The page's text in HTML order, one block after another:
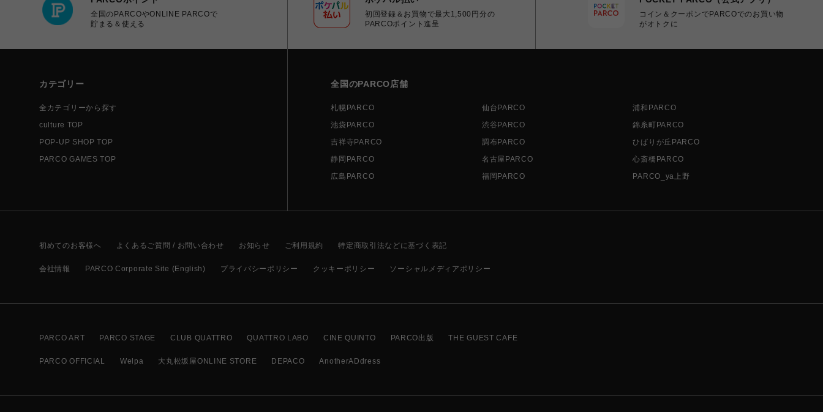
全国のPARCOやONLINE PARCOで
貯まる＆使える
初回登録＆お買物で最大1,500円分の
PARCOポイント進呈
コイン＆クーポンでPARCOでのお買い物
がオトクに
カテゴリー
全カテゴリーから探す
culture TOP
POP-UP SHOP TOP
PARCO GAMES TOP
全国のPARCO店舗
札幌PARCO 仙台PARCO
浦和PARCO
池袋PARCO
渋谷PARCO
錦糸町PARCO
吉祥寺PARCO
調布PARCO
ひばりが丘PARCO
静岡PARCO
名古屋PARCO
心斎橋PARCO
広島PARCO
福岡PARCO PARCO_ya上野
初めてのお客様へ よくあるご質問 / お問い合わせ お知らせ ご利用規約 特定商取引法などに基づく表記
会社情報 PARCO Corporate Site (English) プライバシーポリシー クッキーポリシー ソーシャルメディアポリシー
PARCO ART PARCO STAGE CLUB QUATTRO QUATTRO LABO CINE QUINTO PARCO出版 THE GUEST CAFE
PARCO OFFICIAL Welpa 大丸松坂屋ONLINE STORE DEPACO AnotherADdress